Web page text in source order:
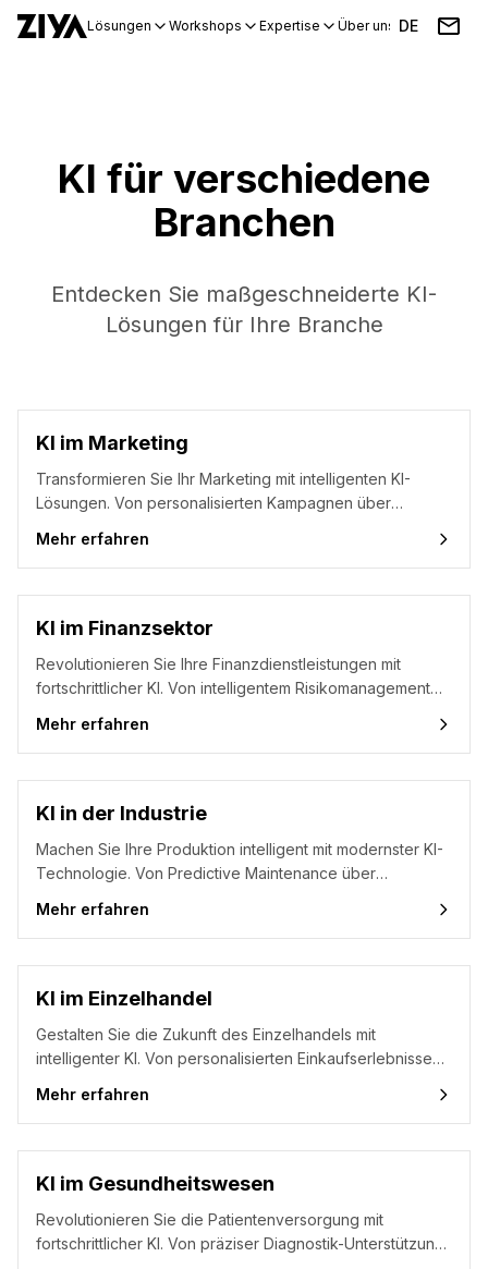
Lösungen Workshops Expertise Über uns Blog Events
DE
KI für verschiedene
Branchen
Entdecken Sie maßgeschneiderte KI-
Lösungen für Ihre Branche
KI im Marketing
Transformieren Sie Ihr Marketing mit intelligenten KI-
Lösungen. Von personalisierten Kampagnen über
Zielgruppenanalysen – steigern Sie Ihre Marketing-
Effizienz und maximieren Sie Ihren ROI mit modernster
Künstlicher Intelligenz.
Mehr erfahren
KI im Finanzsektor
Revolutionieren Sie Ihre Finanzdienstleistungen mit
fortschrittlicher KI. Von intelligentem Risikomanagement
automatisierter Compliance – steigern Sie Effizienz und
Sicherheit bei gleichzeitiger Kostenreduktion.
Mehr erfahren
KI in der Industrie
Machen Sie Ihre Produktion intelligent mit modernster KI-
Technologie. Von Predictive Maintenance über
Lieferketten – steigern Sie Effizienz, reduzieren Sie
Ausfallzeiten und maximieren Sie Ihre Produktivität.
Mehr erfahren
KI im Einzelhandel
Gestalten Sie die Zukunft des Einzelhandels mit
intelligenter KI. Von personalisierten Einkaufserlebnissen
Umsatzprognosen – steigern Sie Kundenzufriedenheit
und Profitabilität gleichermaßen.
Mehr erfahren
KI im Gesundheitswesen
Revolutionieren Sie die Patientenversorgung mit
fortschrittlicher KI. Von präziser Diagnostik-Unterstützung